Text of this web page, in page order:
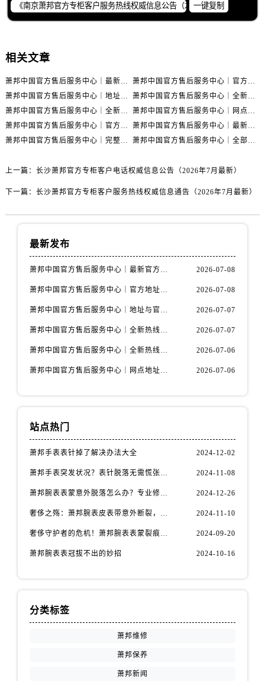
浙江省衢州市柯城区上街萧邦售后服务中心（需提前预约）
澳门特别行政区花王堂区大三巴商圈萧邦售后服务中心（需提前预约）
澳门特别行政区嘉模堂区官也街萧邦售后服务中心（需提前预约）
澳门特别行政区望德堂区塔石广场萧邦售后服务中心（需提前预约）
福建省福州市鼓楼区五四路128-1号恒力城写字楼15层03室萧邦售后服务中心（需提前预约）
广东省广州市越秀区环市东路371-375号世界贸易中心大厦南塔15层1507室萧邦售后服务中心（需提前预约）
广东省惠州市惠城区江北文昌一路7号华贸大厦1座30层3005室萧邦售后服务中心（需提前预约）
一键复制
相关文章
萧邦中国官方售后服务中心｜最新官方地址和全部热线权威信息通知（2026年7月最新）
萧邦中国官方售后服务中心｜官方地址及联系电话权威信息声明（2026年7月最新）
萧邦中国官方售后服务中心｜地址与官方电话权威信息通知（2026年7月最新）
萧邦中国官方售后服务中心｜全新热线和维修门店详细地址权威信息通告（2026年7月最新）
萧邦中国官方售后服务中心｜全新热线和维修门店详细地址权威信息声明（2026年7月最新）
萧邦中国官方售后服务中心｜网点地址与售后服务电话权威信息声明（2026年7月最新）
萧邦中国官方售后服务中心｜官方热线及网点地址权威信息声明（2026年7月最新）
萧邦中国官方售后服务中心｜最新热线及详细网点地址权威信息通告（2026年7月最新）
萧邦中国官方售后服务中心｜完整地址与联系电话权威信息通告（2026年7月最新）
萧邦中国官方售后服务中心｜全部地址及热线电话权威信息通知（2026年7月最新）
上一篇： 长沙萧邦官方专柜客户电话权威信息公告（2026年7月最新）
下一篇： 长沙萧邦官方专柜客户服务热线权威信息通告（2026年7月最新）
最新发布
萧邦中国官方售后服务中心｜最新官方地址和全部热线权威信息通知（2026年7月最新） 2026-07-08
萧邦中国官方售后服务中心｜官方地址及联系电话权威信息声明（2026年7月最新） 2026-07-08
萧邦中国官方售后服务中心｜地址与官方电话权威信息通知（2026年7月最新） 2026-07-07
萧邦中国官方售后服务中心｜全新热线和维修门店详细地址权威信息通告（2026年7月最新） 2026-07-07
萧邦中国官方售后服务中心｜全新热线和维修门店详细地址权威信息声明（2026年7月最新） 2026-07-06
萧邦中国官方售后服务中心｜网点地址与售后服务电话权威信息声明（2026年7月最新） 2026-07-06
站点热门
萧邦手表表针掉了解决办法大全 2024-12-02
萧邦手表突发状况？表针脱落无需慌张，速效解决方案在这里 2024-11-08
萧邦腕表表蒙意外脱落怎么办？专业修复指南助您爱表重生 2024-12-26
奢侈之殇：萧邦腕表皮表带意外断裂，如何优雅应对 2024-11-10
奢侈守护者的危机！萧邦腕表表蒙裂痕，如何优雅应对 2024-09-20
萧邦腕表表冠拔不出的妙招 2024-10-16
分类标签
萧邦维修
萧邦保养
萧邦新闻